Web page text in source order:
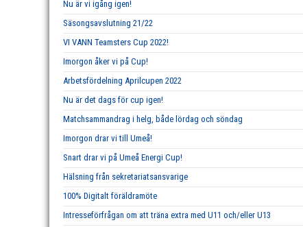
Nu är vi igång igen!
Säsongsavslutning 21/22
VI VANN Teamsters Cup 2022!
Imorgon åker vi på Cup!
Arbetsfördelning Aprilcupen 2022
Nu är det dags för cup igen!
Matchsammandrag i helg, både lördag och söndag
Imorgon drar vi till Umeå!
Snart drar vi på Umeå Energi Cup!
Hälsning från sekretariatsansvarige
100% Digitalt föräldramöte
Intresseförfrågan om att träna extra med U11 och/eller U13